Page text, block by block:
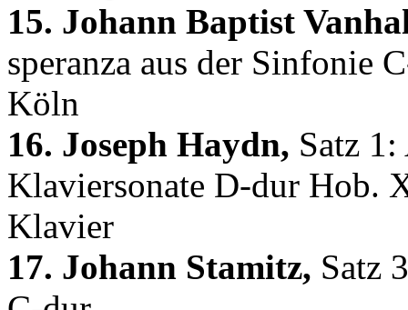
15. Johann Baptist
speranza aus der Sinfonie
Köln
16. Joseph Haydn, Satz
Klaviersonate D-dur Hob.
Klavier
17. Johann Stamitz, Satz